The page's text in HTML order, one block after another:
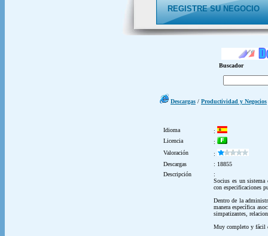
REGISTRE SU NEGOCIO
Buscador
Descargas / Productividad y Negocios
Idioma
:
Licencia
:
Valoración
:
Descargas
: 18855
Descripción
:
Socius es un sistema
con especificaciones
Dentro de la
manera específica
simpatizantes,
Muy completo y fácil